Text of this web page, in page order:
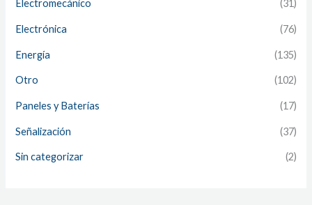
Electromecánico (31)
Electrónica (76)
Energía (135)
Otro (102)
Paneles y Baterías (17)
Señalización (37)
Sin categorizar (2)